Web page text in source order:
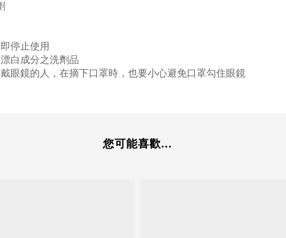
停止使用
白成分之洗劑品
鏡的人，在摘下口罩時，也要小心避免口罩勾住眼鏡
您可能喜歡...